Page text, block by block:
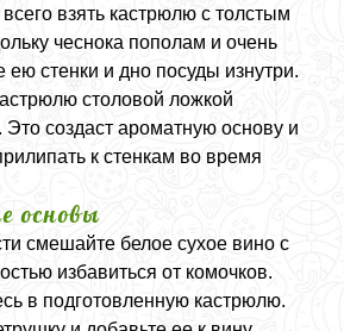
взять кастрюлю с толстым
чеснока пополам и очень
ею стенки и дно посуды изнутри.
столовой ложкой
Это создаст ароматную основу и
к стенкам во время
основы
смешайте белое сухое вино с
избавиться от комочков.
в подготовленную кастрюлю.